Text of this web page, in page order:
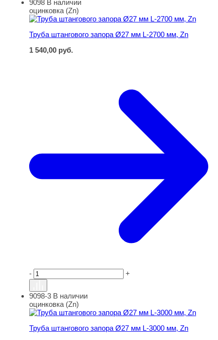
Труба штангового запора Ø27 мм L-2700 мм, Zn
9098 В наличии
оцинковка (Zn)
Труба штангового запора Ø27 мм L-2700 мм, Zn
1 540,00 руб.
- +
Труба штангового запора Ø27 мм L-3000 мм, Zn
9098-3 В наличии
оцинковка (Zn)
Труба штангового запора Ø27 мм L-3000 мм, Zn